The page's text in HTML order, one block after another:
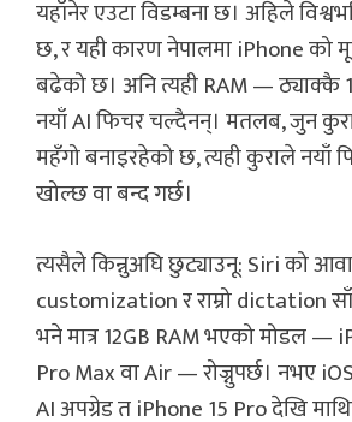
यहाँनेर एउटा विडम्बना छ। अहिले
छ, र यही कारण नेपालमा iPhone
बढेको छ। अनि त्यही RAM — ठ्याक्कै
नयाँ AI फिचर चल्दैनन्। मतलब, जुन
महँगो बनाइरहेको छ, त्यही कुराले नयाँ
खोल्छ वा बन्द गर्छ।
त्यसैले किन्नुअघि छुट्याउनू: Siri को
customization र राम्रो dictation
भने मात्र 12GB RAM भएको मोडल —
Pro Max वा Air — रोज्नुपर्छ। नभए
AI अपग्रेड त iPhone 15 Pro देखि